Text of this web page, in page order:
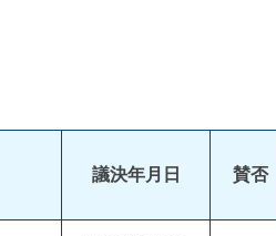
議決年月日 賛否